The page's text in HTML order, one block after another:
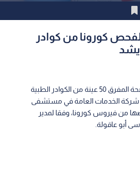
لفحص كورونا من كوادر
سحبت كوادر مديرية صحة المفرق 50 عينة من الكوادر الطبية
شركة الخدمات العامة في مستشفى
من فيروس كورونا، وفقا لمدير
أبو عاقولة.